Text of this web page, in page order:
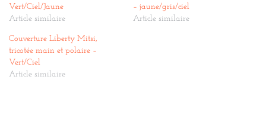
Vert/Ciel/Jaune
Article similaire
– jaune/gris/ciel
Article similaire
Couverture Liberty Mitsi,
tricotée main et polaire –
Vert/Ciel
Article similaire